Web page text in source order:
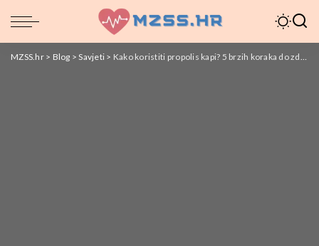
MZSS.hr> Blog >Savjeti > Kako koristiti propolis kapi? 5 brzih koraka do zdravlja